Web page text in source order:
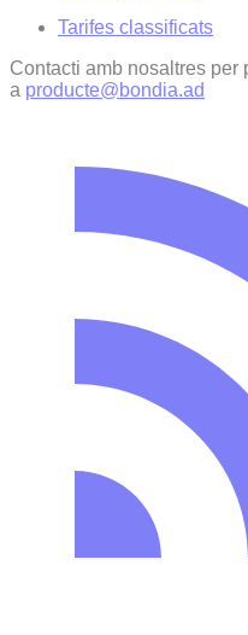
Tarifes classificats
Contacti amb nosaltres
a producte@bondia.ad